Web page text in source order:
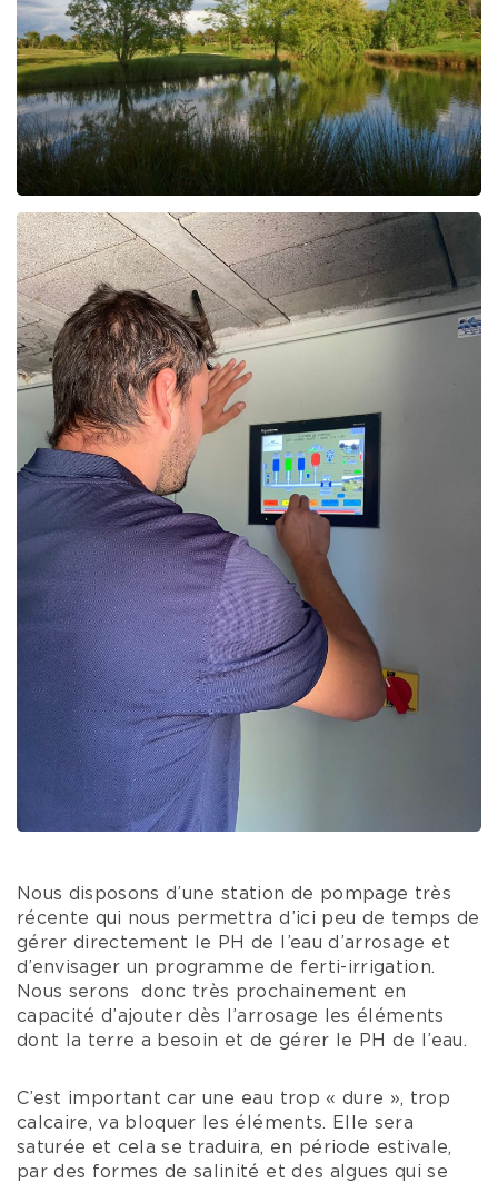
Nous disposons d’une station de pompage très
récente qui nous permettra d’ici peu de temps de
gérer directement le PH de l’eau d’arrosage et
d’envisager un programme de ferti-irrigation.
Nous serons donc très prochainement en
capacité d’ajouter dès l’arrosage les éléments
dont la terre a besoin et de gérer le PH de l’eau.
C’est important car une eau trop « dure », trop
calcaire, va bloquer les éléments. Elle sera
saturée et cela se traduira, en période estivale,
par des formes de salinité et des algues qui se